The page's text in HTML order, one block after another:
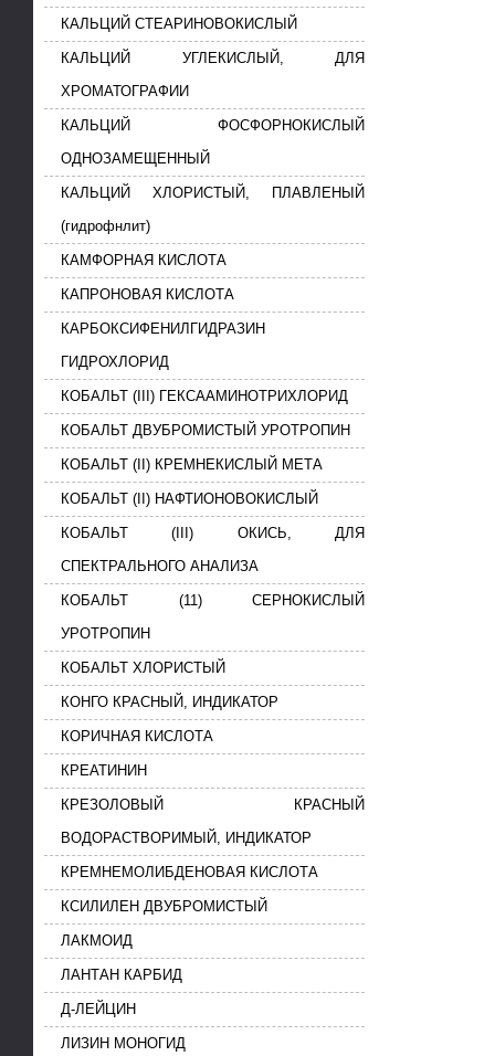
КАЛЬЦИЙ СТЕАРИНОВОКИСЛЫЙ
КАЛЬЦИЙ УГЛЕКИСЛЫЙ, ДЛЯ
ХРОМАТОГРАФИИ
КАЛЬЦИЙ ФОСФОРНОКИСЛЫЙ
ОДНОЗАМЕЩЕННЫЙ
КАЛЬЦИЙ ХЛОРИСТЫЙ, ПЛАВЛЕНЫЙ
(гидрофнлит)
КАМФОРНАЯ КИСЛОТА
КАПРОНОВАЯ КИСЛОТА
КАРБОКСИФЕНИЛГИДРАЗИН
ГИДРОХЛОРИД
КОБАЛЬТ (III) ГЕКСААМИНОТРИХЛОРИД
КОБАЛЬТ ДВУБРОМИСТЫЙ УРОТРОПИН
КОБАЛЬТ (II) КРЕМНЕКИСЛЫЙ МЕТА
КОБАЛЬТ (II) НАФТИОНОВОКИСЛЫЙ
КОБАЛЬТ (III) ОКИСЬ, ДЛЯ
СПЕКТРАЛЬНОГО АНАЛИЗА
КОБАЛЬТ (11) СЕРНОКИСЛЫЙ
УРОТРОПИН
КОБАЛЬТ ХЛОРИСТЫЙ
КОНГО КРАСНЫЙ, ИНДИКАТОР
КОРИЧНАЯ КИСЛОТА
КРЕАТИНИН
КРЕЗОЛОВЫЙ КРАСНЫЙ
ВОДОРАСТВОРИМЫЙ, ИНДИКАТОР
КРЕМНЕМОЛИБДЕНОВАЯ КИСЛОТА
КСИЛИЛЕН ДВУБРОМИСТЫЙ
ЛАКМОИД
ЛАНТАН КАРБИД
Д-ЛЕЙЦИН
ЛИЗИН МОНОГИД